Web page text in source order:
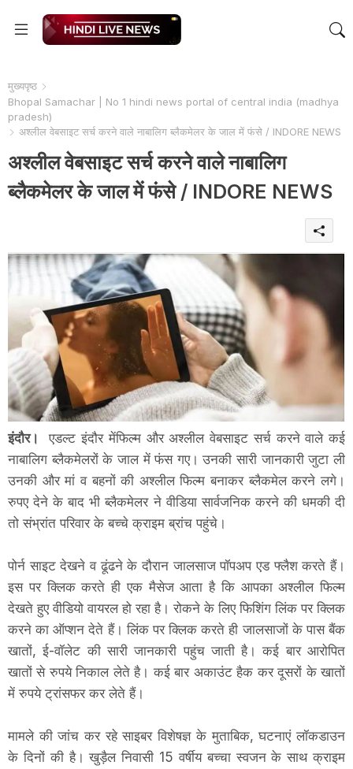
मुख्यपृष्ठ
Bhopal Samachar | No 1 hindi news portal of central india (madhya
pradesh)
अश्लील वेबसाइट सर्च करने वाले नाबालिग ब्लैकमेलर के जाल में फंसे / INDORE NEWS
अश्लील वेबसाइट सर्च करने वाले नाबालिग
ब्लैकमेलर के जाल में फंसे / INDORE NEWS
इंदौर। एडल्ट इंदौर मेंफिल्म और अश्लील वेबसाइट सर्च करने वाले कई
नाबालिग ब्लैकमेलरों के जाल में फंस गए। उनकी सारी जानकारी जुटा ली
उनकी और मां व बहनों की अश्लील फिल्म बनाकर ब्लैकमेल करने लगे।
रुपए देने के बाद भी ब्लैकमेलर ने वीडिया सार्वजनिक करने की धमकी दी
तो संभ्रांत परिवार के बच्चे क्राइम ब्रांच पहुंचे।
पोर्न साइट देखने व ढूंढने के दौरान जालसाज पॉपअप एड फ्लैश करते हैं।
इस पर क्लिक करते ही एक मैसेज आता है कि आपका अश्लील फिल्म
देखते हुए वीडियो वायरल हो रहा है। रोकने के लिए फिशिंग लिंक पर क्लिक
करने का ऑप्शन देते हैं। लिंक पर क्लिक करते ही जालसाजों के पास बैंक
खातों, ई-वॉलेट की सारी जानकारी पहुंच जाती है। कई बार आरोपित
खातों से रुपये निकाल लेते है। कई बार अकाउंट हैक कर दूसरों के खातों
में रुपये ट्रांसफर कर लेते हैं।
मामले की जांच कर रहे साइबर विशेषज्ञ के मुताबिक, घटनाएं लॉकडाउन
के दिनों की है। खुड़ैल निवासी 15 वर्षीय बच्चा स्वजन के साथ क्राइम